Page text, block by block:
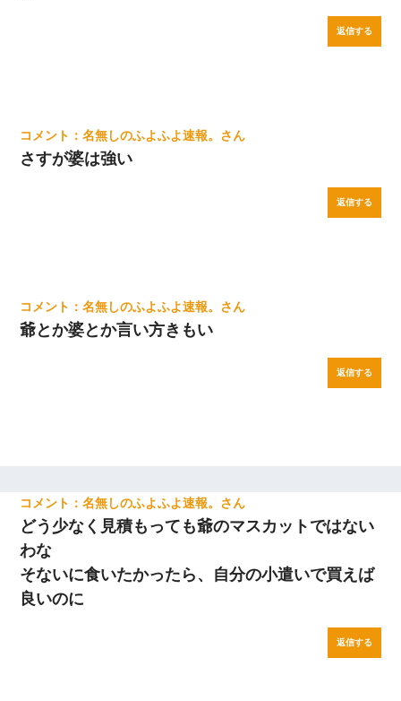
返信する
名無しのふよふよ速報。
さすが婆は強い
返信する
名無しのふよふよ速報。
爺とか婆とか言い方きもい
返信する
名無しのふよふよ速報。
どう少なく見積もっても爺のマスカットではない
わな
そないに食いたかったら、自分の小遣いで買えば
良いのに
返信する